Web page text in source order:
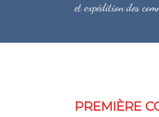
et expédition des